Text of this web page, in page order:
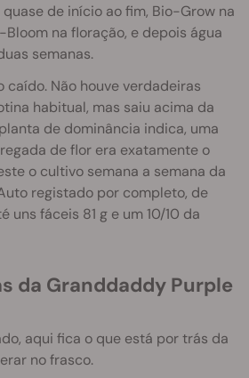
de início ao fim, Bio-Grow na
na floração, e depois água
semanas.
caído. Não houve verdadeiras
habitual, mas saiu acima da
de dominância indica, uma
de flor era exatamente o
o cultivo semana a semana da
registado por completo, de
uns fáceis 81 g e um 10/10 da
aqui fica o que está por trás da
no frasco.